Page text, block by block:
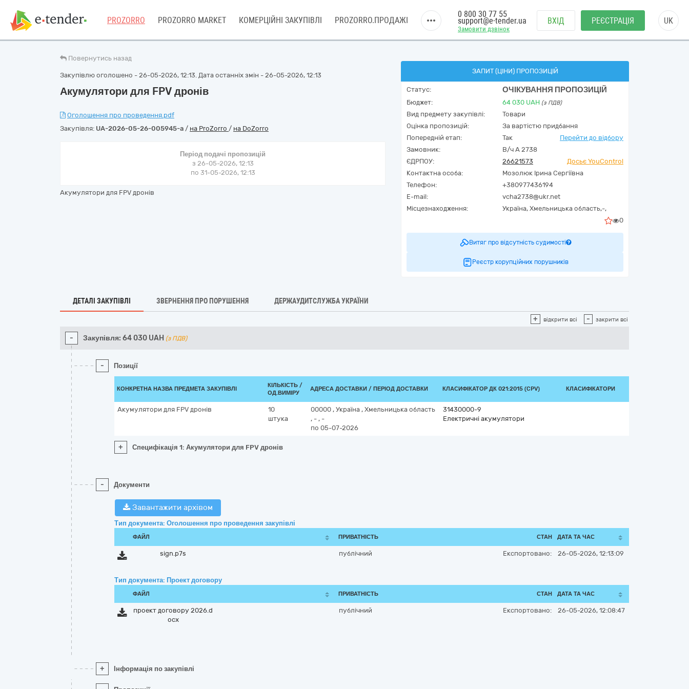
PROZORRO PROZORRO MARKET КОМЕРЦІЙНІ ЗАКУПІВЛІ PROZORRO.ПРОДАЖІ
Замовити дзвінок
0 800 30 77 55
support@e-tender.ua ВХІД РЕЄСТРАЦІЯ UK
Повернутись назад
Закупівлю оголошено - 26-05-2026, 12:13. Дата останніх змін - 26-05-2026, 12:13
Акумулятори для FPV дронів
Оголошення про проведення.pdf
Закупівля: UA-2026-05-26-005945-a / на ProZorro / на DoZorro
Період подачі пропозицій
з 26-05-2026, 12:13
по 31-05-2026, 12:13
Акумулятори для FPV дронів
ЗАПИТ (ЦІНИ) ПРОПОЗИЦІЙ
Статус: ОЧІКУВАННЯ ПРОПОЗИЦІЙ
Бюджет: 64 030 UAH (з ПДВ)
Вид предмету закупівлі:
Товари
Оцінка пропозицій:
За вартістю придбання
Попередній етап:
Так
Перейти до відбору
Замовник:
В/ч А 2738
ЄДРПОУ:
26621573
Досьє YouControl
Контактна особа:
Мозолюк Ірина Сергіївна
Телефон:
+380977436194
E-mail:
vcha2738@ukr.net
Місцезнаходження:
Україна, Хмельницька область,-,
0
Витяг про відсутність судимості
Реєстр корупційних порушників
ДЕТАЛІ ЗАКУПІВЛІ ЗВЕРНЕННЯ ПРО ПОРУШЕННЯ ДЕРЖАУДИТСЛУЖБА УКРАЇНИ
+ відкрити всі - закрити всі
- Закупівля: 64 030 UAH (з ПДВ)
- Позиції
КОНКРЕТНА НАЗВА ПРЕДМЕТА ЗАКУПІВЛІ
КІЛЬКІСТЬ /
ОД.ВИМІРУ
АДРЕСА ДОСТАВКИ / ПЕРІОД ДОСТАВКИ КЛАСИФІКАТОР ДК 021:2015 (CPV) КЛАСИФІКАТОРИ
Акумулятори для FPV дронів
10
штука
00000 , Україна , Хмельницька область
, - , -
по 05-07-2026
31430000-9
Електричні акумулятори
+ Специфікація 1: Акумулятори для FPV дронів
- Документи
Завантажити архівом
Тип документа: Оголошення про проведення закупівлі
ФАЙЛ ПРИВАТНІСТЬ СТАН ДАТА ТА ЧАС
sign.p7s публічний Експортовано: 26-05-2026, 12:13:09
Тип документа: Проект договору
ФАЙЛ ПРИВАТНІСТЬ СТАН ДАТА ТА ЧАС
проект договору 2026.d
ocx
публічний Експортовано: 26-05-2026, 12:08:47
+ Інформація по закупівлі